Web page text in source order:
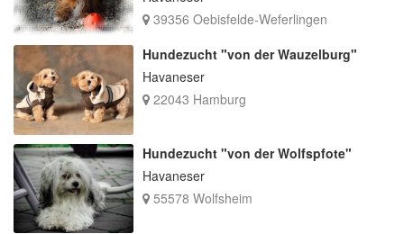
39356 Oebisfelde-Weferlingen
Hundezucht "von der Wauzelburg"
Havaneser
22043 Hamburg
Hundezucht "von der Wolfspfote"
Havaneser
55578 Wolfsheim